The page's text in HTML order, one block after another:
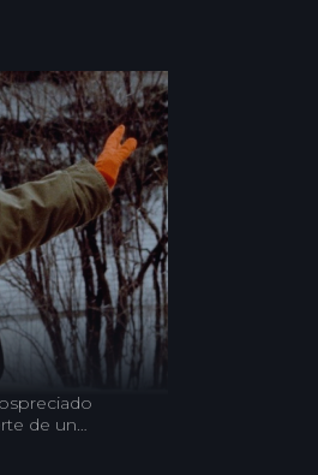
de un
de un